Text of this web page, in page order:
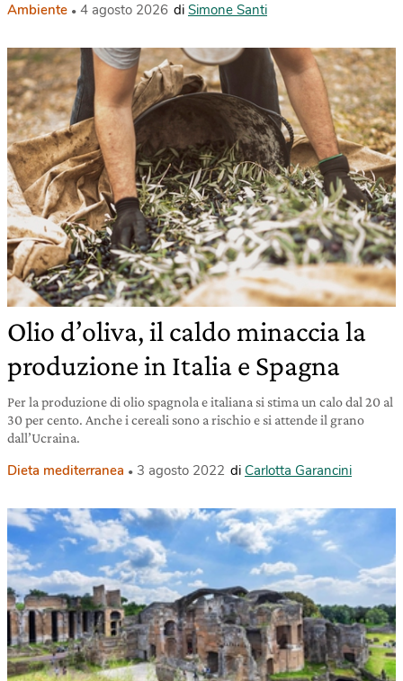
Ambiente 4 agosto 2026 di Simone Santi
Olio d’oliva, il caldo minaccia la
produzione in Italia e Spagna
Per la produzione di olio spagnola e italiana si stima un calo dal 20 al
30 per cento. Anche i cereali sono a rischio e si attende il grano
dall’Ucraina.
Dieta mediterranea 3 agosto 2022 di Carlotta Garancini